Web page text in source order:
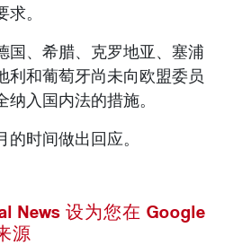
。
国、希腊、克罗地亚、塞浦
利和葡萄牙尚未向欧盟委员
入国内法的措施。
时间做出回应。
News 设为您在 Google
源